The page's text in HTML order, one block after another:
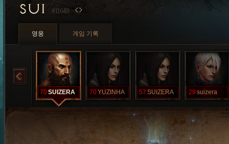
SUI #11649
영웅 게임 기록
70SUIZERA 70YUZINHA 57SUIZERA 28suizera